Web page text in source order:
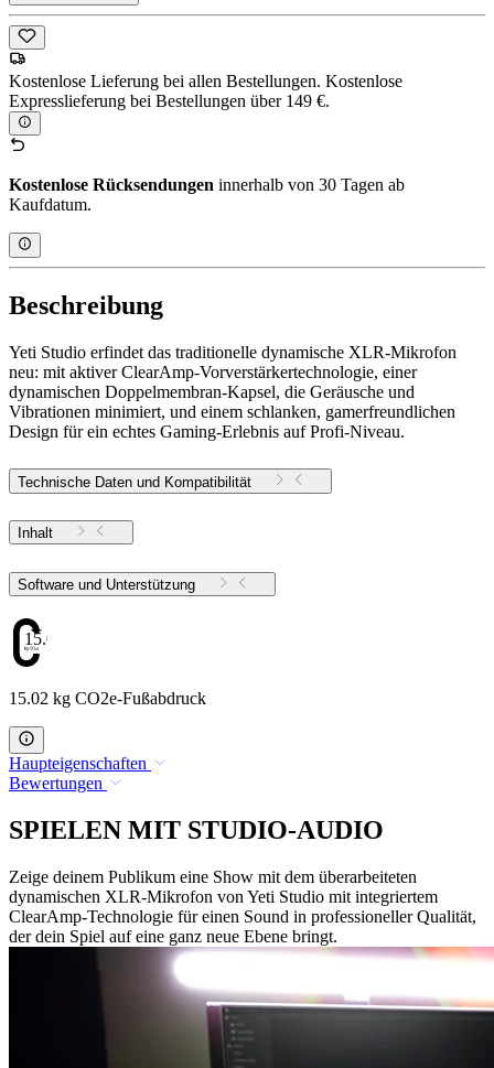
Kostenlose Lieferung bei allen Bestellungen. Kostenlose
Expresslieferung bei Bestellungen über 149 €.
Kostenlose Rücksendungen innerhalb von 30 Tagen ab
Kaufdatum.
Beschreibung
Yeti Studio erfindet das traditionelle dynamische XLR-Mikrofon
neu: mit aktiver ClearAmp-Vorverstärkertechnologie, einer
dynamischen Doppelmembran-Kapsel, die Geräusche und
Vibrationen minimiert, und einem schlanken, gamerfreundlichen
Design für ein echtes Gaming-Erlebnis auf Profi-Niveau.
Technische Daten und Kompatibilität
Inhalt
Software und Unterstützung
15.02
15.02 kg CO2e-Fußabdruck
Haupteigenschaften
Bewertungen
SPIELEN MIT STUDIO-AUDIO
Zeige deinem Publikum eine Show mit dem überarbeiteten
dynamischen XLR-Mikrofon von Yeti Studio mit integriertem
ClearAmp-Technologie für einen Sound in professioneller Qualität,
der dein Spiel auf eine ganz neue Ebene bringt.